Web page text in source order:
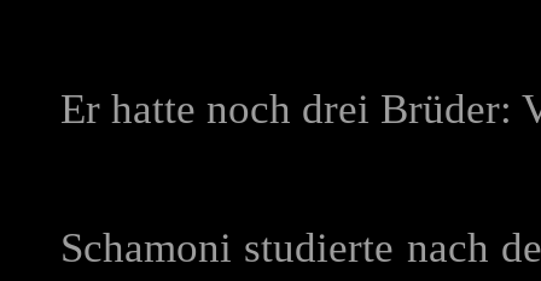
Er hatte noch drei Brüder:
Schamoni studierte nach